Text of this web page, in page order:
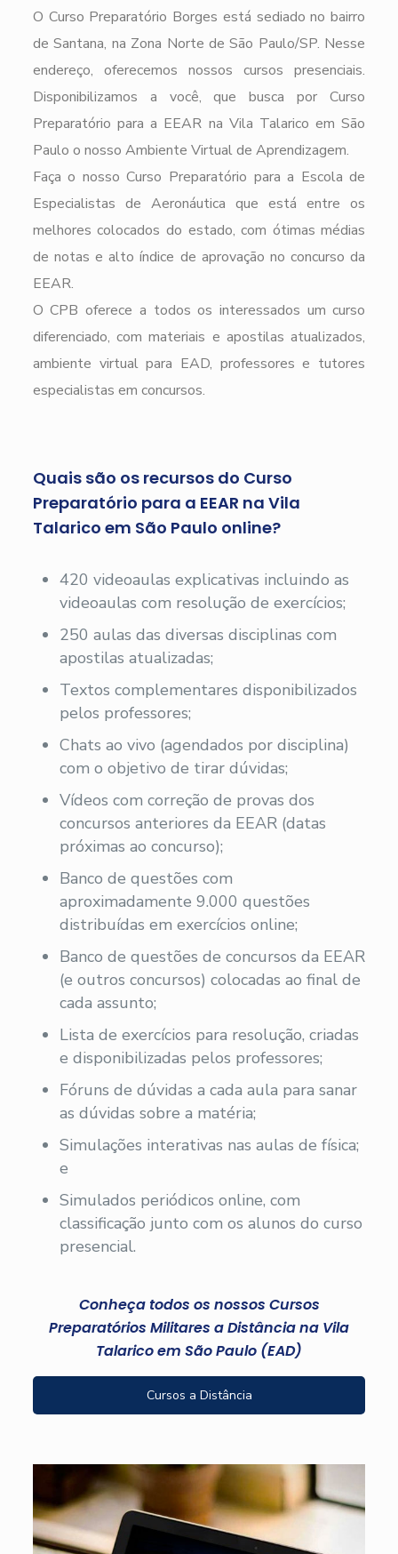
O Curso Preparatório Borges está sediado no bairro
de Santana, na Zona Norte de São Paulo/SP. Nesse
endereço, oferecemos nossos cursos presenciais.
Disponibilizamos a você, que busca por Curso
Preparatório para a EEAR na Vila Talarico em São
Paulo o nosso Ambiente Virtual de Aprendizagem.
Faça o nosso Curso Preparatório para a Escola de
Especialistas de Aeronáutica que está entre os
melhores colocados do estado, com ótimas médias
de notas e alto índice de aprovação no concurso da
EEAR.
O CPB oferece a todos os interessados um curso
diferenciado, com materiais e apostilas atualizados,
ambiente virtual para EAD, professores e tutores
especialistas em concursos.
Quais são os recursos do Curso
Preparatório para a EEAR na Vila
Talarico em São Paulo online?
420 videoaulas explicativas incluindo as
videoaulas com resolução de exercícios;
250 aulas das diversas disciplinas com
apostilas atualizadas;
Textos complementares disponibilizados
pelos professores;
Chats ao vivo (agendados por disciplina)
com o objetivo de tirar dúvidas;
Vídeos com correção de provas dos
concursos anteriores da EEAR (datas
próximas ao concurso);
Banco de questões com
aproximadamente 9.000 questões
distribuídas em exercícios online;
Banco de questões de concursos da EEAR
(e outros concursos) colocadas ao final de
cada assunto;
Lista de exercícios para resolução, criadas
e disponibilizadas pelos professores;
Fóruns de dúvidas a cada aula para sanar
as dúvidas sobre a matéria;
Simulações interativas nas aulas de física;
e
Simulados periódicos online, com
classificação junto com os alunos do curso
presencial.
Conheça todos os nossos Cursos
Preparatórios Militares a Distância na Vila
Talarico em São Paulo (EAD)
Cursos a Distância